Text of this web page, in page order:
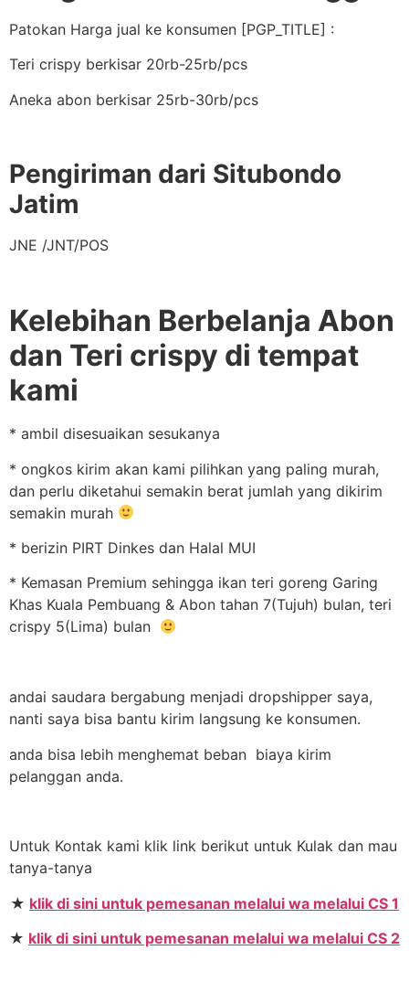
Patokan Harga jual ke konsumen [PGP_TITLE] :
Teri crispy berkisar 20rb-25rb/pcs
Aneka abon berkisar 25rb-30rb/pcs
Pengiriman dari Situbondo
Jatim
JNE /JNT/POS
Kelebihan Berbelanja Abon
dan Teri crispy di tempat
kami
* ambil disesuaikan sesukanya
* ongkos kirim akan kami pilihkan yang paling murah,
dan perlu diketahui semakin berat jumlah yang dikirim
semakin murah
* berizin PIRT Dinkes dan Halal MUI
* Kemasan Premium sehingga ikan teri goreng Garing
Khas Kuala Pembuang & Abon tahan 7(Tujuh) bulan, teri
crispy 5(Lima) bulan
andai saudara bergabung menjadi dropshipper saya,
nanti saya bisa bantu kirim langsung ke konsumen.
anda bisa lebih menghemat beban biaya kirim
pelanggan anda.
Untuk Kontak kami klik link berikut untuk Kulak dan mau
tanya-tanya
★ klik di sini untuk pemesanan melalui wa melalui CS 1
★ klik di sini untuk pemesanan melalui wa melalui CS 2